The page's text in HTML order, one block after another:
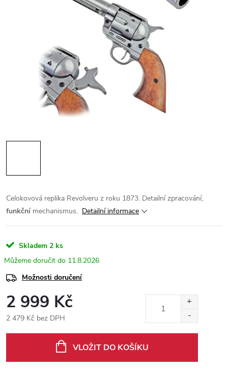
Celokovová replika Revolveru z roku 1873. Detailní zpracování,
funkční mechanismus. Detailní informace
Skladem 2 ks
11.8.2026
Možnosti doručení
2 999 Kč
2 479 Kč bez DPH
VLOŽIT DO KOŠÍKU